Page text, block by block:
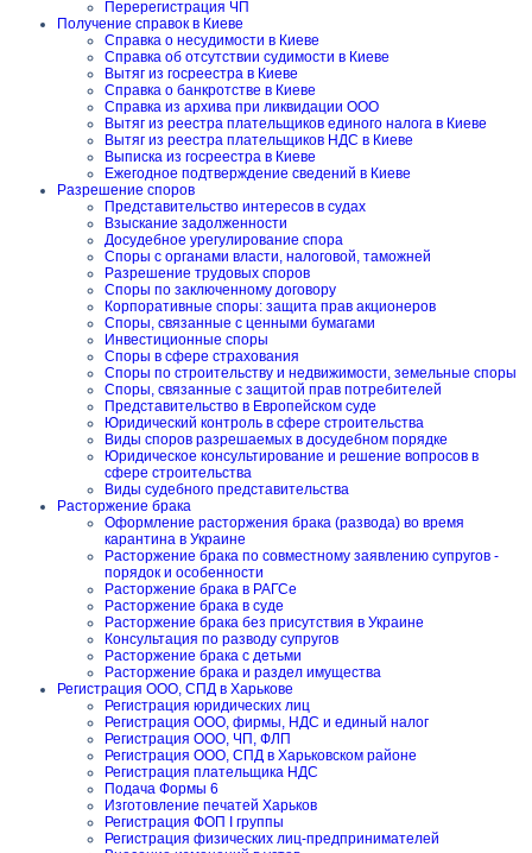
Перерегистрация ЧП
Получение справок в Киеве
Справка о несудимости в Киеве
Справка об отсутствии судимости в Киеве
Вытяг из госреестра в Киеве
Справка о банкротстве в Киеве
Справка из архива при ликвидации ООО
Вытяг из реестра плательщиков единого налога в Киеве
Вытяг из реестра плательщиков НДС в Киеве
Выписка из госреестра в Киеве
Ежегодное подтверждение сведений в Киеве
Разрешение споров
Представительство интересов в судах
Взыскание задолженности
Досудебное урегулирование спора
Споры с органами власти, налоговой, таможней
Разрешение трудовых споров
Споры по заключенному договору
Корпоративные споры: защита прав акционеров
Споры, связанные с ценными бумагами
Инвестиционные споры
Споры в сфере страхования
Споры по строительству и недвижимости, земельные споры
Споры, связанные с защитой прав потребителей
Представительство в Европейском суде
Юридический контроль в сфере строительства
Виды споров разрешаемых в досудебном порядке
Юридическое консультирование и решение вопросов в
сфере строительства
Виды судебного представительства
Расторжение брака
Оформление расторжения брака (развода) во время
карантина в Украине
Расторжение брака по совместному заявлению супругов -
порядок и особенности
Расторжение брака в РАГСе
Расторжение брака в суде
Расторжение брака без присутствия в Украине
Консультация по разводу супругов
Расторжение брака с детьми
Расторжение брака и раздел имущества
Регистрация ООО, СПД в Харькове
Регистрация юридических лиц
Регистрация ООО, фирмы, НДС и единый налог
Регистрация ООО, ЧП, ФЛП
Регистрация ООО, СПД в Харьковском районе
Регистрация плательщика НДС
Подача Формы 6
Изготовление печатей Харьков
Регистрация ФОП I группы
Регистрация физических лиц-предпринимателей